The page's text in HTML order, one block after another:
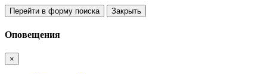
Перейти в форму поиска Закрыть
Оповещения
×